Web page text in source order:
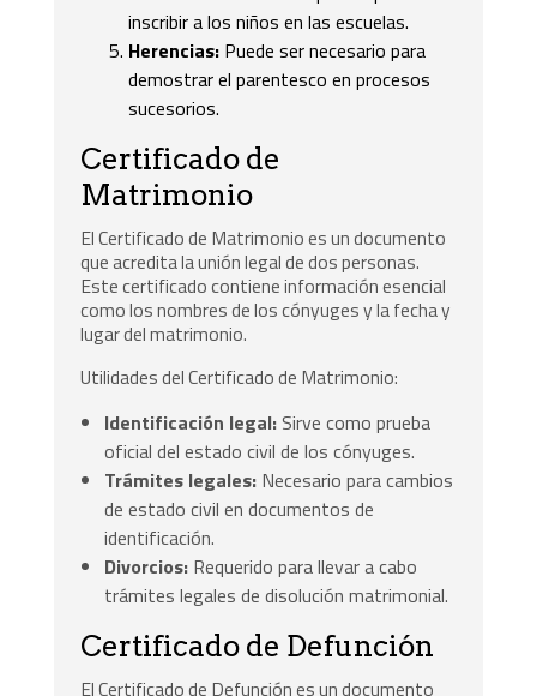
inscribir a los niños en las escuelas.
Herencias: Puede ser necesario para
demostrar el parentesco en procesos
sucesorios.
Certificado de
Matrimonio
El Certificado de Matrimonio es un documento
que acredita la unión legal de dos personas.
Este certificado contiene información esencial
como los nombres de los cónyuges y la fecha y
lugar del matrimonio.
Utilidades del Certificado de Matrimonio:
Identificación legal: Sirve como prueba
oficial del estado civil de los cónyuges.
Trámites legales: Necesario para cambios
de estado civil en documentos de
identificación.
Divorcios: Requerido para llevar a cabo
trámites legales de disolución matrimonial.
Certificado de Defunción
El Certificado de Defunción es un documento